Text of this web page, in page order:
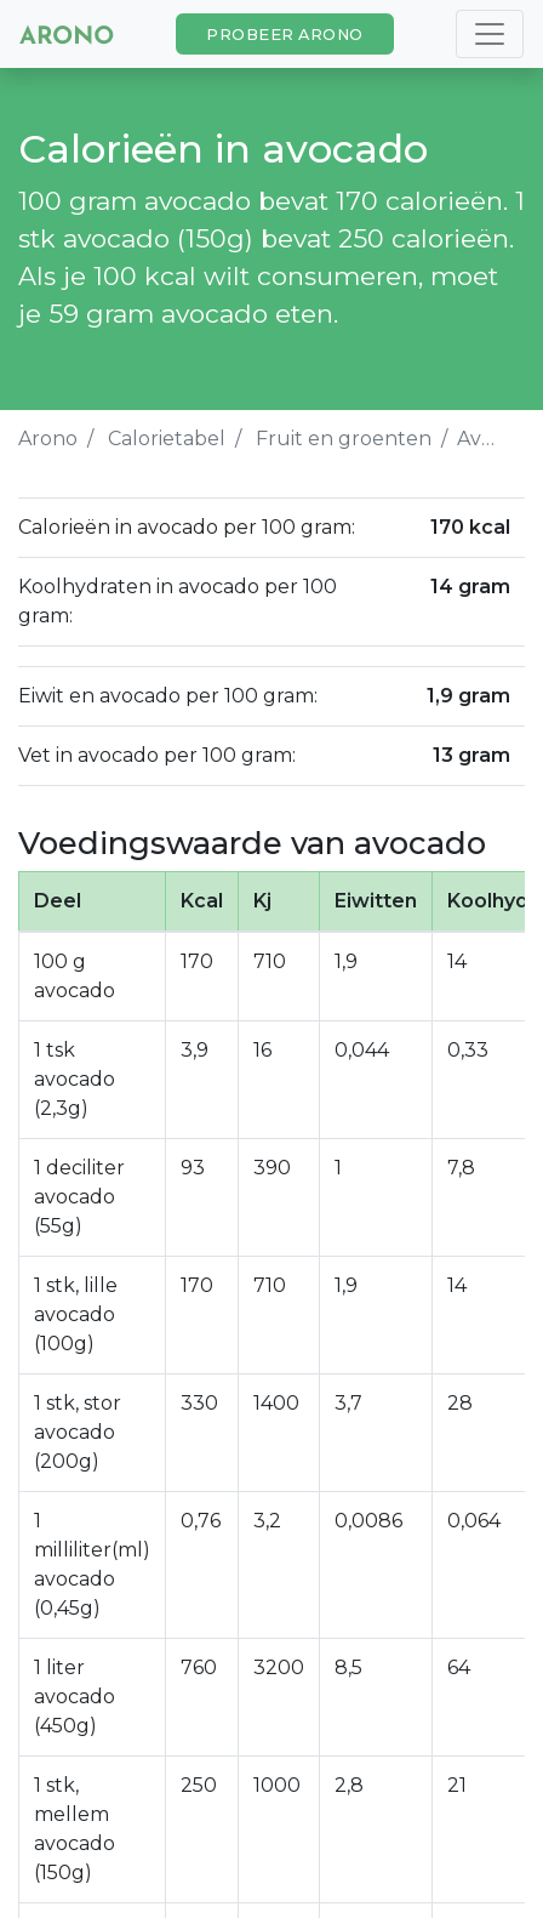
PROBEER ARONO
Calorieën in avocado
100 gram avocado bevat 170 calorieën. 1
stk avocado (150g) bevat 250 calorieën.
Als je 100 kcal wilt consumeren, moet
je 59 gram avocado eten.
Arono Calorietabel Fruit en groenten Avocado
Calorieën in avocado per 100 gram: 170 kcal
Koolhydraten in avocado per 100
gram:
14 gram
Eiwit en avocado per 100 gram: 1,9 gram
Vet in avocado per 100 gram: 13 gram
Voedingswaarde van avocado
Deel Kcal Kj Eiwitten
100 g
avocado
170 710 1,9 14
1 tsk
avocado
(2,3g)
3,9 16 0,044 0,33
1 deciliter
avocado
(55g)
93 390 1 7,8
1 stk, lille
avocado
(100g)
170 710 1,9 14
1 stk, stor
avocado
(200g)
330 1400 3,7 28
1
milliliter(ml)
avocado
(0,45g)
0,76 3,2 0,0086 0,064
1 liter
avocado
(450g)
760 3200 8,5 64
1 stk,
mellem
avocado
(150g)
250 1000 2,8 21